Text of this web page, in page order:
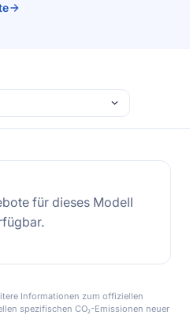
für dieses Modell
Informationen zum offiziellen
spezifischen CO₂-Emissionen neuer